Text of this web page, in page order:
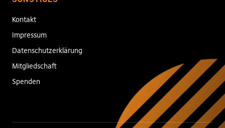
Kontakt
Impressum
Datenschutzerklärung
Mitgliedschaft
Spenden